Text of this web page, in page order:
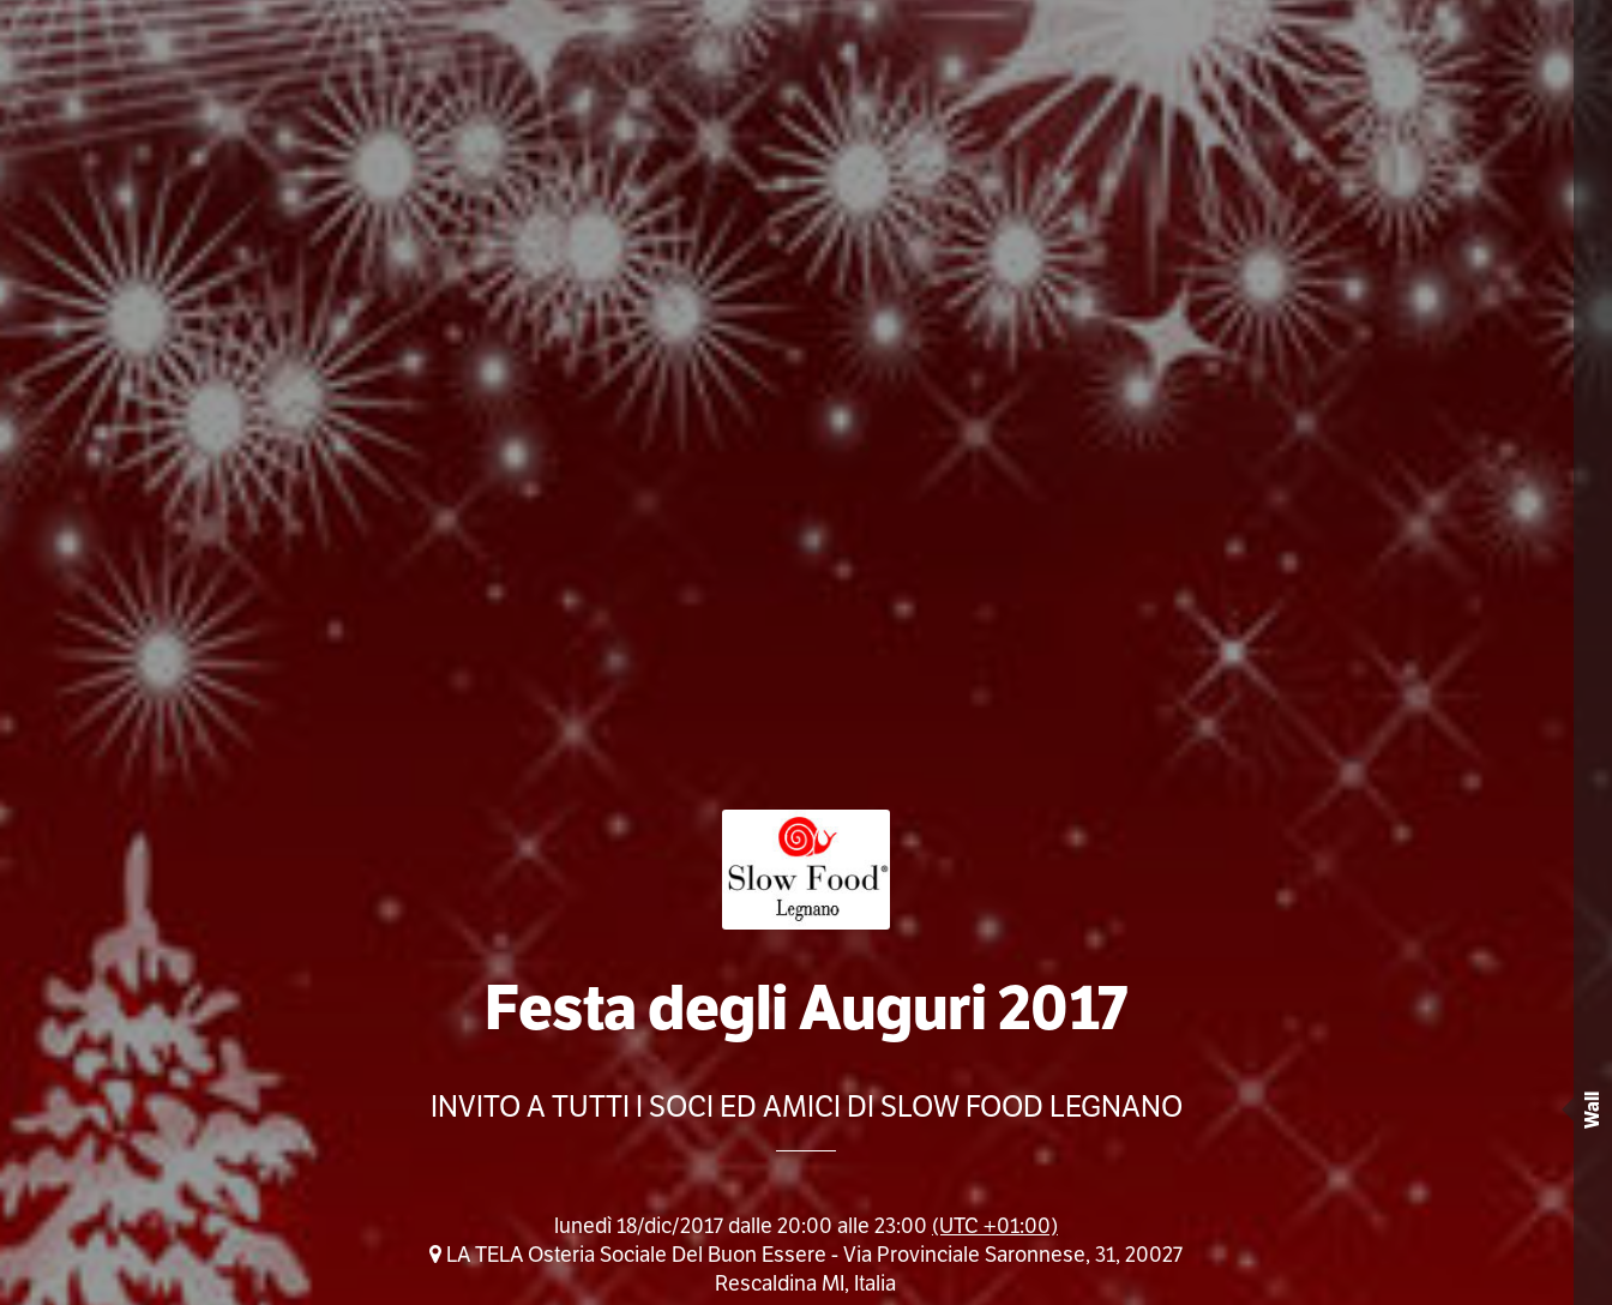
Festa degli Auguri 2017
INVITO A TUTTI I SOCI ED AMICI DI SLOW FOOD LEGNANO
lunedì 18/dic/2017 dalle 20:00 alle 23:00 (UTC +01:00)
LA TELA Osteria Sociale Del Buon Essere - Via Provinciale Saronnese, 31, 20027
Rescaldina MI, Italia
Wall